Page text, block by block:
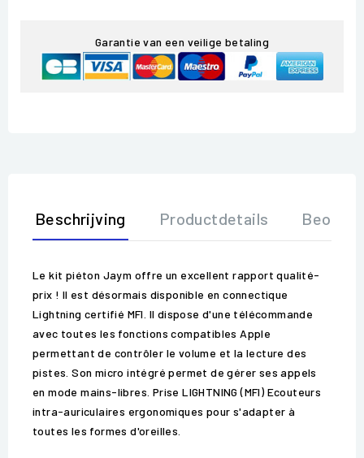
Garantie van een veilige betaling
Beschrijving Productdetails
Le kit piéton Jaym offre un excellent rapport qualité-
prix ! Il est désormais disponible en connectique
Lightning certifié MFI. Il dispose d'une télécommande
avec toutes les fonctions compatibles Apple
permettant de contrôler le volume et la lecture des
pistes. Son micro intégré permet de gérer ses appels
en mode mains-libres. Prise LIGHTNING (MFI) Ecouteurs
intra-auriculaires ergonomiques pour s'adapter à
toutes les formes d'oreilles.